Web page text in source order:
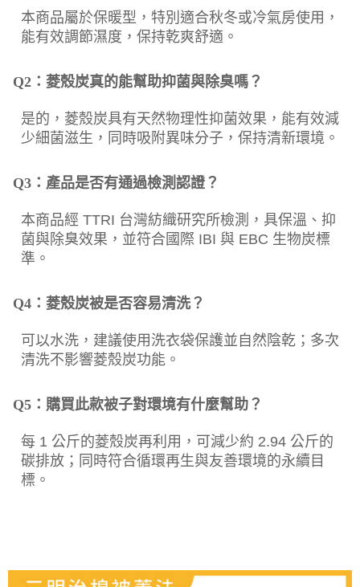
本商品屬於保暖型，特別適合秋冬或冷氣房使用，
能有效調節濕度，保持乾爽舒適。
Q2：菱殼炭真的能幫助抑菌與除臭嗎？
是的，菱殼炭具有天然物理性抑菌效果，能有效減
少細菌滋生，同時吸附異味分子，保持清新環境。
Q3：產品是否有通過檢測認證？
本商品經 TTRI 台灣紡織研究所檢測，具保溫、抑
菌與除臭效果，並符合國際 IBI 與 EBC 生物炭標
準。
Q4：菱殼炭被是否容易清洗？
可以水洗，建議使用洗衣袋保護並自然陰乾；多次
清洗不影響菱殼炭功能。
Q5：購買此款被子對環境有什麼幫助？
每 1 公斤的菱殼炭再利用，可減少約 2.94 公斤的
碳排放；同時符合循環再生與友善環境的永續目
標。